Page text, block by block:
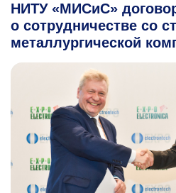
НИТУ «МИСиС»
о сотрудничестве со
металлургической